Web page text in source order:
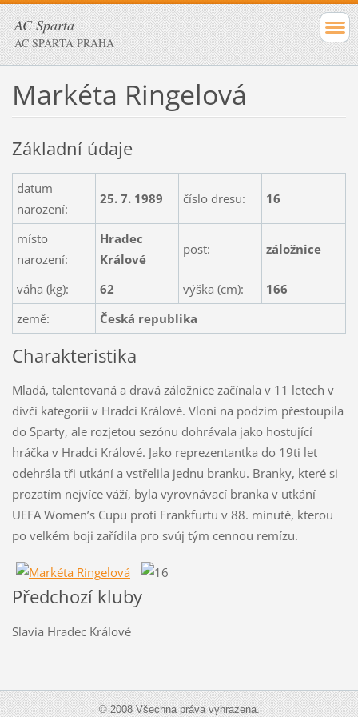
AC Sparta
AC SPARTA PRAHA
Markéta Ringelová
Základní údaje
datum
narození:
25. 7. 1989 číslo dresu: 16
místo
narození:
Hradec
Králové
post: záložnice
váha (kg): 62 výška (cm):
166
země:
Česká republika
Charakteristika
Mladá, talentovaná a dravá záložnice začínala v 11 letech v
dívčí kategorii v Hradci Králové. Vloni na podzim přestoupila
do Sparty, ale rozjetou sezónu dohrávala jako hostující
hráčka v Hradci Králové. Jako reprezentantka do 19ti let
odehrála tři utkání a vstřelila jednu branku. Branky, které si
prozatím nejvíce váží, byla vyrovnávací branka v utkání
UEFA Women’s Cupu proti Frankfurtu v 88. minutě, kterou
po velkém boji zařídila pro svůj tým cennou remízu.
Předchozí kluby
Slavia Hradec Králové
© 2008 Všechna práva vyhrazena.